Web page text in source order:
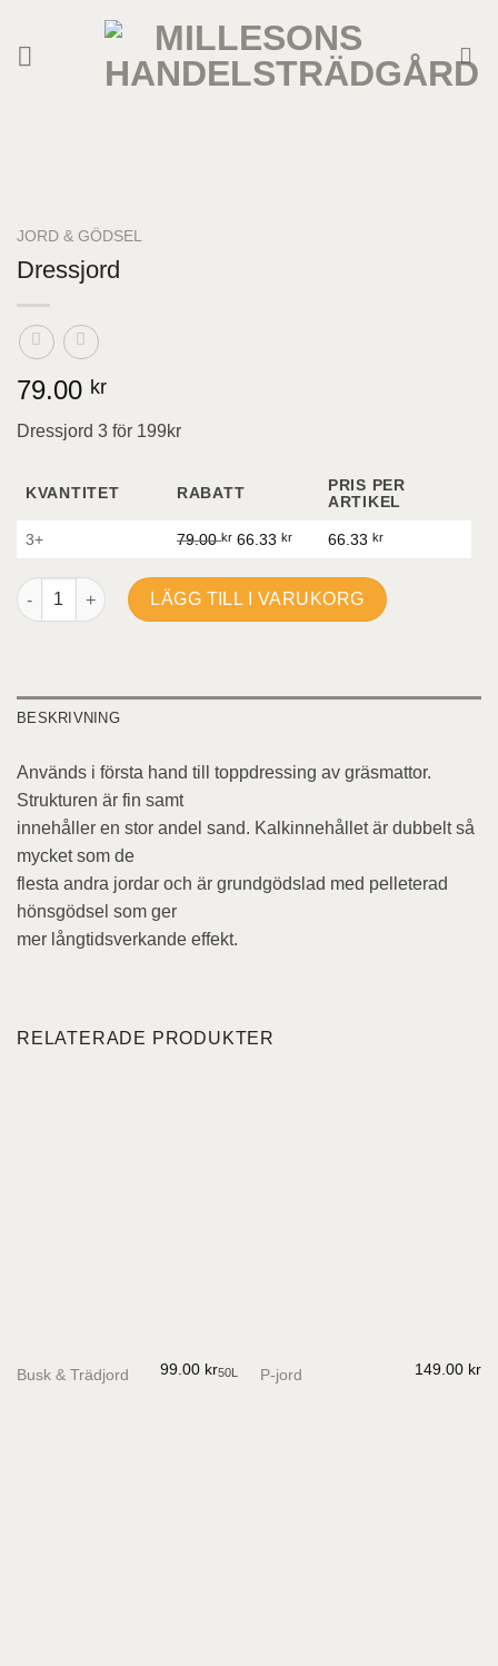
content
JORD & GÖDSEL
Dressjord
79.00 kr
Dressjord 3 för 199kr
KVANTITET RABATT
PRIS PER
ARTIKEL
3+ 79.00kr 66.33 kr 66.33 kr
Dressjord mängd
LÄGG TILL I VARUKORG
BESKRIVNING
Används i första hand till toppdressing av gräsmattor.
Strukturen är fin samt
innehåller en stor andel sand. Kalkinnehållet är dubbelt så
mycket som de
flesta andra jordar och är grundgödslad med pelleterad
hönsgödsel som ger
mer långtidsverkande effekt.
RELATERADE PRODUKTER
Busk & Trädjord 99.00 kr50L P-jord 149.00 kr